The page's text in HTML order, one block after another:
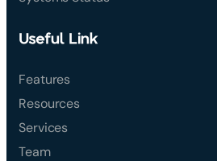
Useful Link
Features
Resources
Services
Team